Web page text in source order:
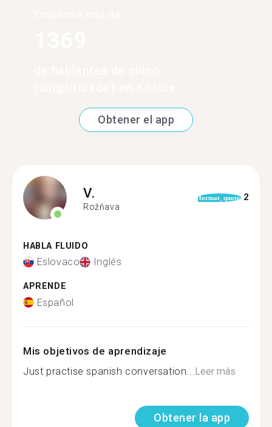
Obtener el app
V.
Rožňava
format_quote 2
HABLA FLUIDO
Eslovaco Inglés
APRENDE
Español
Mis objetivos de aprendizaje
Just practise spanish conversation... Leer más
Obtener la app